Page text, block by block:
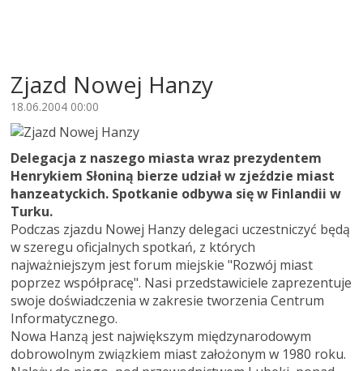
Zjazd Nowej Hanzy
18.06.2004 00:00
Delegacja z naszego miasta wraz prezydentem
Henrykiem Słoniną bierze udział w zjeździe miast
hanzeatyckich. Spotkanie odbywa się w Finlandii w
Turku.
Podczas zjazdu Nowej Hanzy delegaci uczestniczyć będą
w szeregu oficjalnych spotkań, z których
najważniejszym jest forum miejskie "Rozwój miast
poprzez współpracę". Nasi przedstawiciele zaprezentuje
swoje doświadczenia w zakresie tworzenia Centrum
Informatycznego.
Nowa Hanzą jest największym międzynarodowym
dobrowolnym związkiem miast założonym w 1980 roku.